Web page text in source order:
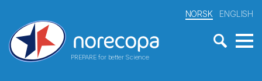
PREPARE for better Science
NORSK ENGLISH